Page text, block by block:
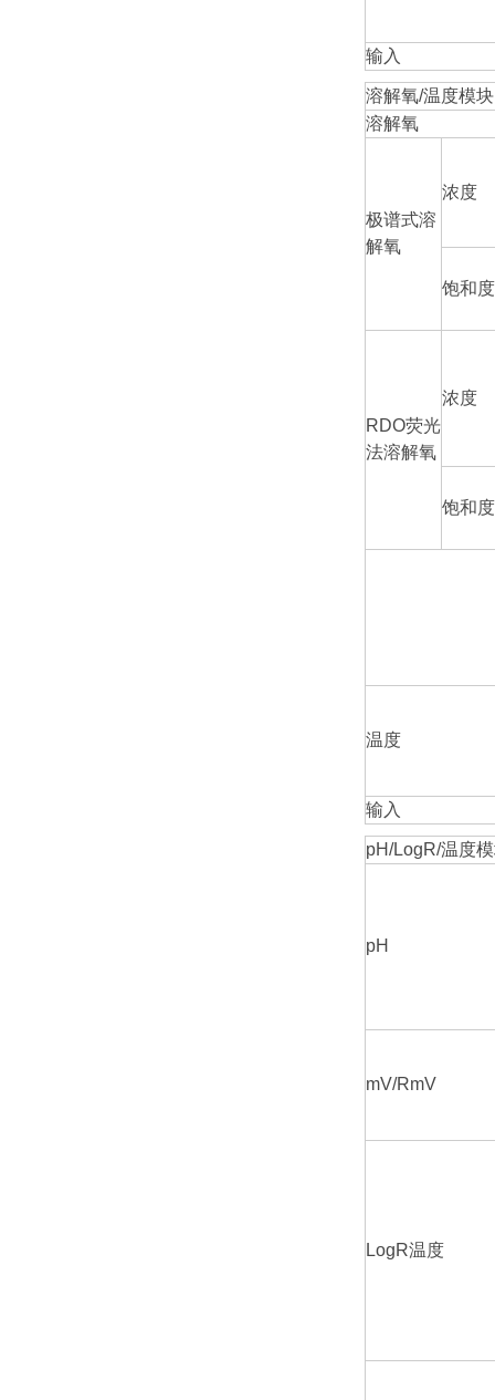
输入
溶解氧/温度模
溶解氧
极谱式溶
解氧
浓度
饱和
RDO荧光
法溶解氧
浓度
饱和
温度
输入
pH/LogR/温度
pH
mV/RmV
LogR温度